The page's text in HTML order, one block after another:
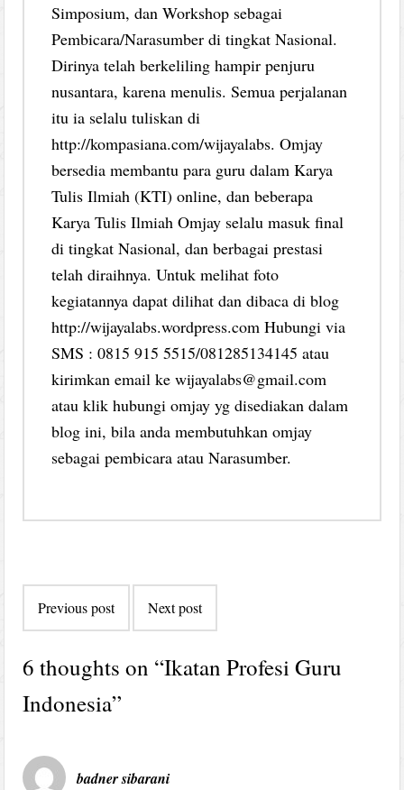
Simposium, dan Workshop sebagai
Pembicara/Narasumber di tingkat Nasional.
Dirinya telah berkeliling hampir penjuru
nusantara, karena menulis. Semua perjalanan
itu ia selalu tuliskan di
http://kompasiana.com/wijayalabs. Omjay
bersedia membantu para guru dalam Karya
Tulis Ilmiah (KTI) online, dan beberapa
Karya Tulis Ilmiah Omjay selalu masuk final
di tingkat Nasional, dan berbagai prestasi
telah diraihnya. Untuk melihat foto
kegiatannya dapat dilihat dan dibaca di blog
http://wijayalabs.wordpress.com Hubungi via
SMS : 0815 915 5515/081285134145 atau
kirimkan email ke wijayalabs@gmail.com
atau klik hubungi omjay yg disediakan dalam
blog ini, bila anda membutuhkan omjay
sebagai pembicara atau Narasumber.
navigation
Previous post Next post
6 thoughts on “Ikatan Profesi Guru
Indonesia”
badner sibarani